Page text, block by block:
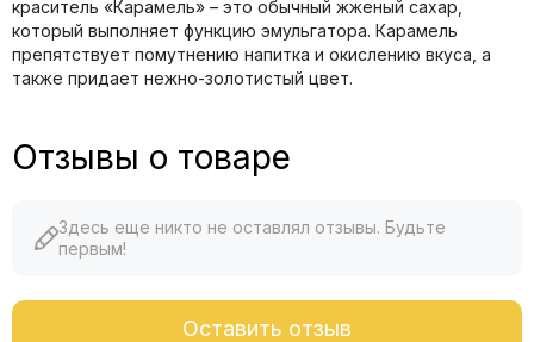
краситель «Карамель» – это обычный жженый сахар,
который выполняет функцию эмульгатора. Карамель
препятствует помутнению напитка и окислению вкуса, а
также придает нежно-золотистый цвет.
Отзывы о товаре
Здесь еще никто не оставлял отзывы. Будьте
первым!
Оставить отзыв